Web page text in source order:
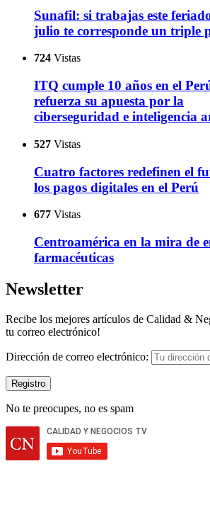
Sunafil: si trabajas este
julio te corresponde un triple
724 Vistas
ITQ cumple 10 años en el
refuerza su apuesta por la
ciberseguridad e inteligencia
527 Vistas
Cuatro factores redefinen el
los pagos digitales en el Perú
677 Vistas
Centroamérica en la mira de
farmacéuticas
Newsletter
Recibe los mejores artículos de Calidad &
tu correo electrónico!
Dirección de correo electrónico:
No te preocupes, no es spam